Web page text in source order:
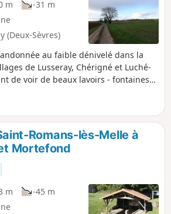
m
-31 m
(Deux-Sèvres)
au faible dénivelé dans la
de Lusseray, Chérigné et Luché-
de voir de beaux lavoirs - fontaines
du circuit) et les petites routes très
de 30 % du circuit) permettent un
et de profiter des ombrages et des
du parcours.
Romans-lès-Melle à
Mortefond
m
-45 m